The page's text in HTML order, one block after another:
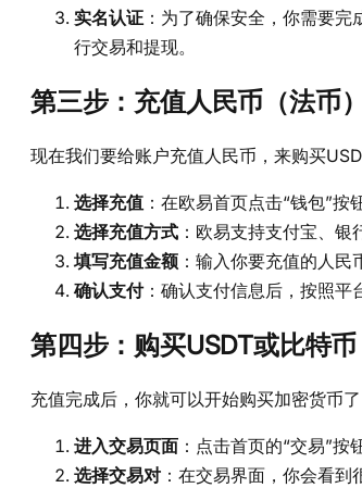
实名认证 ：为了确保安全，你需要完
行交易和提现。
第三步：充值人民币（法币
现在我们要给账户充值人民币，来购买
选择充值 ：在欧易首页点击“钱包”按
选择充值方式 ：欧易支持支付宝、
填写充值金额 ：输入你要充值的人民
确认支付：确认支付信息后，按照平
第四步：购买USDT或比特币
充值完成后，你就可以开始购买加密货币
进入交易页面 ：点击首页的“交易”按
选择交易对 ：在交易界面，你会看